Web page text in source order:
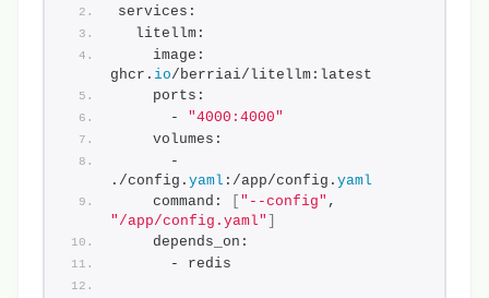
services:
  litellm:
    image:
ghcr. io/berriai/litellm:latest
    ports:
      -
"4000:4000"
    volumes:
      -
./config. yaml :/app/config. yaml
    command:
"--config"
"/app/config.yaml"
    depends_on:
      - redis